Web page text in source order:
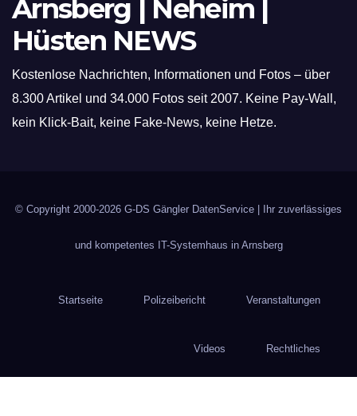
Arnsberg | Neheim |
Hüsten NEWS
Kostenlose Nachrichten, Informationen und Fotos – über
8.300 Artikel und 34.000 Fotos seit 2007. Keine Pay-Wall,
kein Klick-Bait, keine Fake-News, keine Hetze.
© Copyright 2000-2026 G-DS Gängler DatenService | Ihr zuverlässiges
und kompetentes IT-Systemhaus in Arnsberg
Startseite Polizeibericht Veranstaltungen
Videos Rechtliches